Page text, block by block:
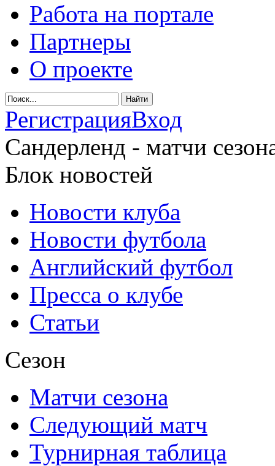
Работа на портале
Партнеры
О проекте
РегистрацияВход
Сандерленд - матчи
Блок новостей
Новости клуба
Новости футбола
Английский футбол
Пресса о клубе
Статьи
Сезон
Матчи сезона
Следующий матч
Турнирная таблица